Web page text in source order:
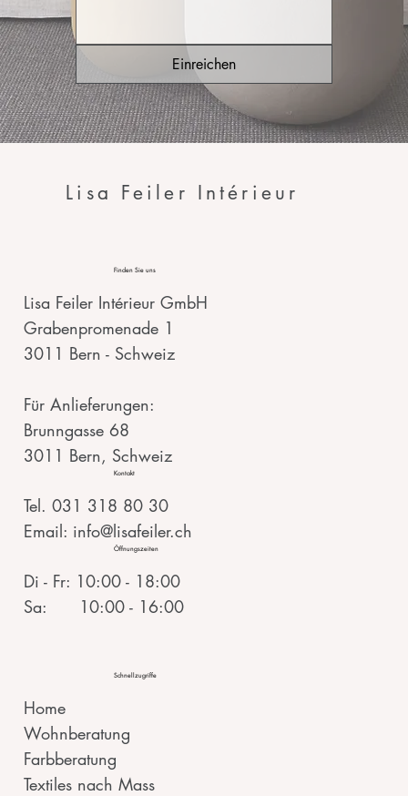
Einreichen
Lisa Feiler Intérieur
Finden Sie uns
Lisa Feiler Intérieur GmbH
Grabenpromenade 1
3011 Bern - Schweiz
Für Anlieferungen:
Brunngasse 68
3011 Bern, Schweiz
Kontakt
Tel. 031 318 80 30
Email: info@lisafeiler.ch
Öffnungszeiten
Di - Fr: 10:00 - 18:00
Sa: 10:00 - 16:00
Schnellzugriffe
Home
Wohnberatung
Farbberatung
Textiles nach Mass